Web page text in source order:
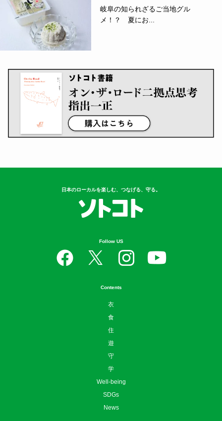
岐阜の知られざるご当地グル
メ！？ 夏にお...
日本のローカルを楽しむ、つなげる、守る。
Follow US
Contents
衣
食
住
遊
守
学
Well-being
SDGs
News